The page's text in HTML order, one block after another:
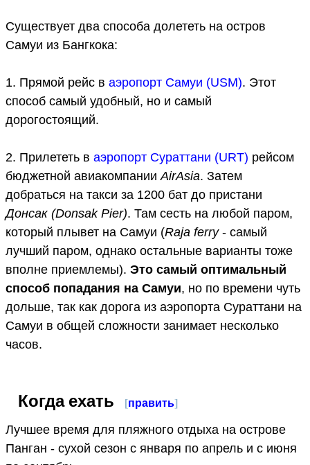
Существует два способа долететь на остров
Самуи из Бангкока:
1. Прямой рейс в аэропорт Самуи (USM). Этот
способ самый удобный, но и самый
дорогостоящий.
2. Прилететь в аэропорт Сураттани (URT) рейсом
бюджетной авиакомпании AirAsia. Затем
добраться на такси за 1200 бат до пристани
Донсак (Donsak Pier). Там сесть на любой паром,
который плывет на Самуи (Raja ferry- самый
лучший паром, однако остальные варианты тоже
вполне приемлемы). Это самый оптимальный
способ попадания на Самуи, но по времени чуть
дольше, так как дорога из аэропорта Сураттани на
Самуи в общей сложности занимает несколько
часов.
Когда ехать [править]
Лучшее время для пляжного отдыха на острове
Панган - сухой сезон с января по апрель и с июня